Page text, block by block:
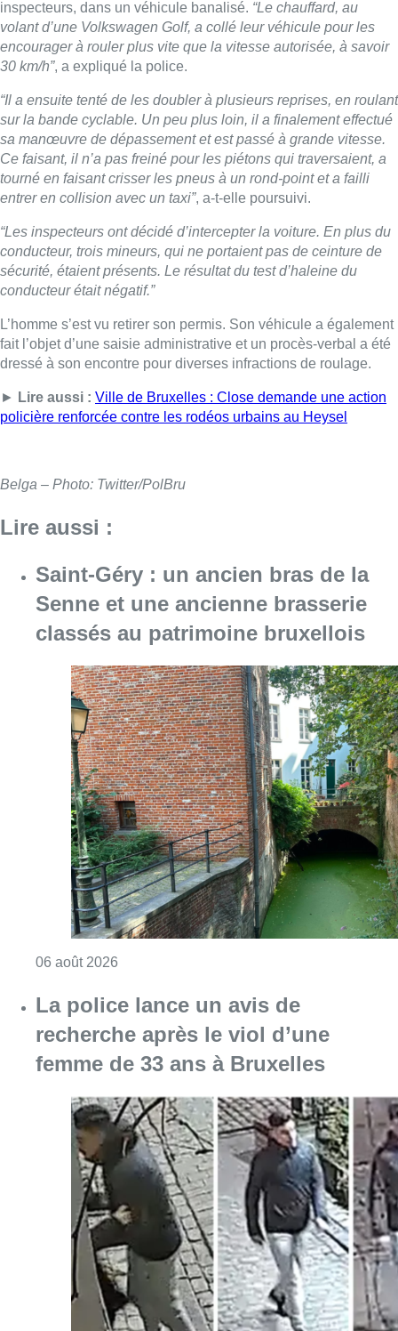
inspecteurs, dans un véhicule banalisé. “Le chauffard, au
volant d’une Volkswagen Golf, a collé leur véhicule pour les
encourager à rouler plus vite que la vitesse autorisée, à savoir
30 km/h”, a expliqué la police.
“Il a ensuite tenté de les doubler à plusieurs reprises, en roulant
sur la bande cyclable. Un peu plus loin, il a finalement effectué
sa manœuvre de dépassement et est passé à grande vitesse.
Ce faisant, il n’a pas freiné pour les piétons qui traversaient, a
tourné en faisant crisser les pneus à un rond-point et a failli
entrer en collision avec un taxi”, a-t-elle poursuivi.
“Les inspecteurs ont décidé d’intercepter la voiture. En plus du
conducteur, trois mineurs, qui ne portaient pas de ceinture de
sécurité, étaient présents. Le résultat du test d’haleine du
conducteur était négatif.”
L’homme s’est vu retirer son permis. Son véhicule a également
fait l’objet d’une saisie administrative et un procès-verbal a été
dressé à son encontre pour diverses infractions de roulage.
► Lire aussi : Ville de Bruxelles : Close demande une action
policière renforcée contre les rodéos urbains au Heysel
Belga – Photo: Twitter/PolBru
Lire aussi :
Saint-Géry : un ancien bras de la
Senne et une ancienne brasserie
classés au patrimoine bruxellois
06 août 2026
La police lance un avis de
recherche après le viol d’une
femme de 33 ans à Bruxelles